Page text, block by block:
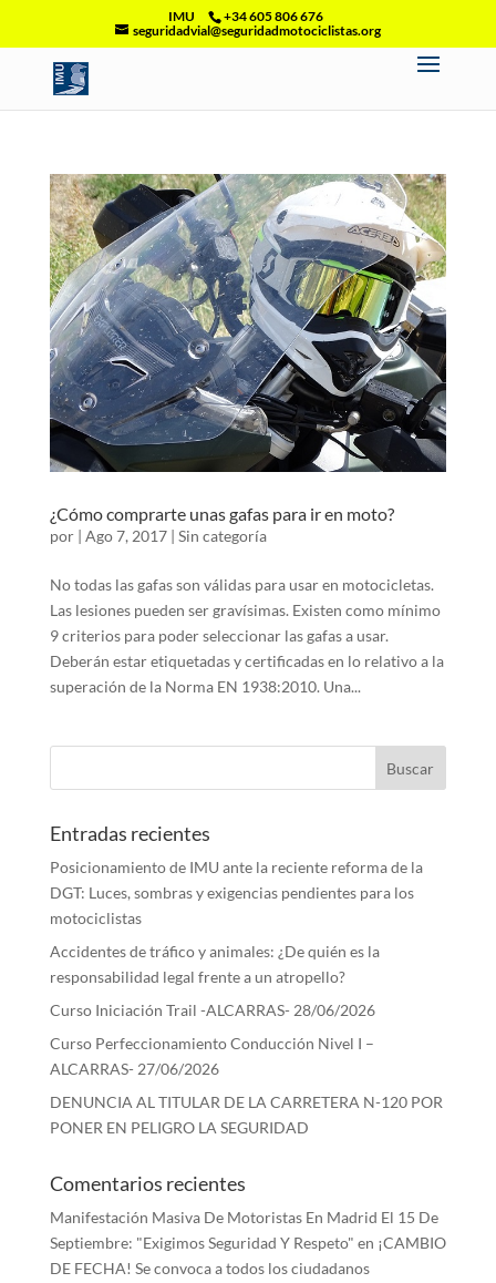
IMU
+34 605 806 676
seguridadvial@seguridadmotociclistas.org
¿Cómo comprarte unas gafas para ir en moto?
por | Ago 7, 2017| Sin categoría
No todas las gafas son válidas para usar en motocicletas.
Las lesiones pueden ser gravísimas. Existen como mínimo
9 criterios para poder seleccionar las gafas a usar.
Deberán estar etiquetadas y certificadas en lo relativo a la
superación de la Norma EN 1938:2010. Una...
Entradas recientes
Posicionamiento de IMU ante la reciente reforma de la
DGT: Luces, sombras y exigencias pendientes para los
motociclistas
Accidentes de tráfico y animales: ¿De quién es la
responsabilidad legal frente a un atropello?
Curso Iniciación Trail -ALCARRAS- 28/06/2026
Curso Perfeccionamiento Conducción Nivel I –
ALCARRAS- 27/06/2026
DENUNCIA AL TITULAR DE LA CARRETERA N-120 POR
PONER EN PELIGRO LA SEGURIDAD
Comentarios recientes
Manifestación Masiva De Motoristas En Madrid El 15 De
Septiembre: "Exigimos Seguridad Y Respeto" en ¡CAMBIO
DE FECHA! Se convoca a todos los ciudadanos